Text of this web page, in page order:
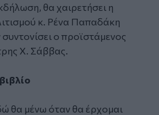
θα χαιρετήσει η
κ. Ρένα Παπαδάκη
ο προϊστάμενος
Χ. Σάββας.
θα μένω όταν θα έρχομαι